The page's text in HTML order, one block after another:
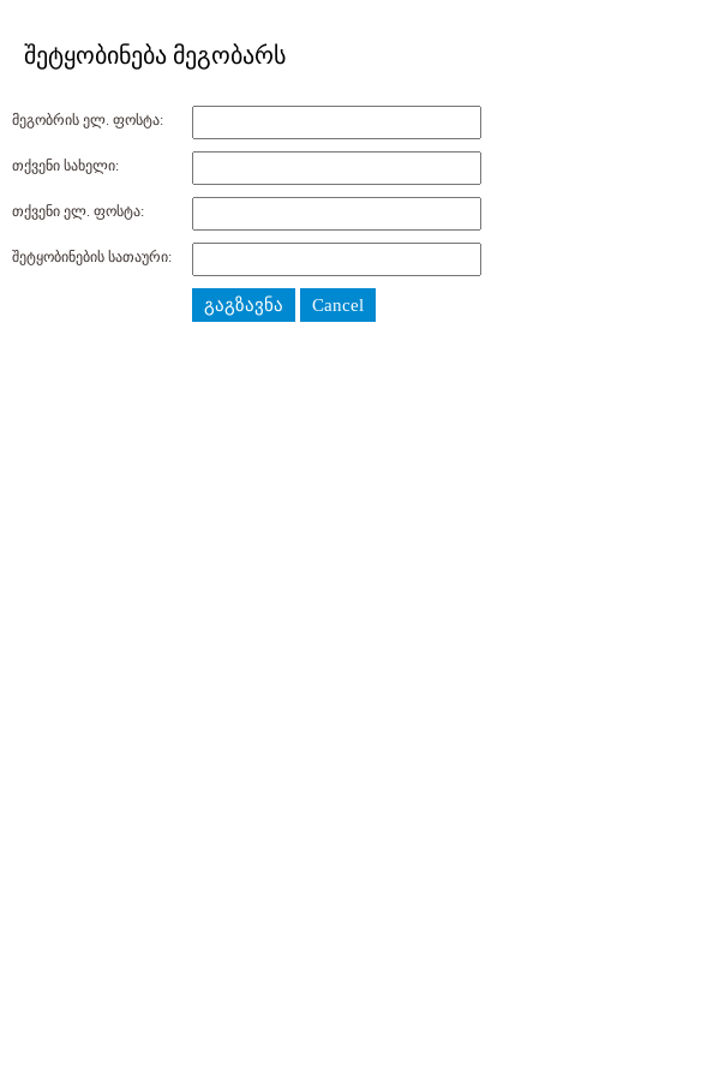
შეტყობინება მეგობარს
მეგობრის ელ. ფოსტა:
თქვენი სახელი:
თქვენი ელ. ფოსტა:
შეტყობინების სათაური:
გაგზავნა Cancel